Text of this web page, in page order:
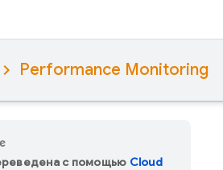
Performance Monitoring
с помощью Cloud